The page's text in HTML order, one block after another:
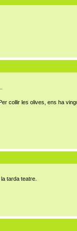
collir les olives, ens ha
tarda teatre.